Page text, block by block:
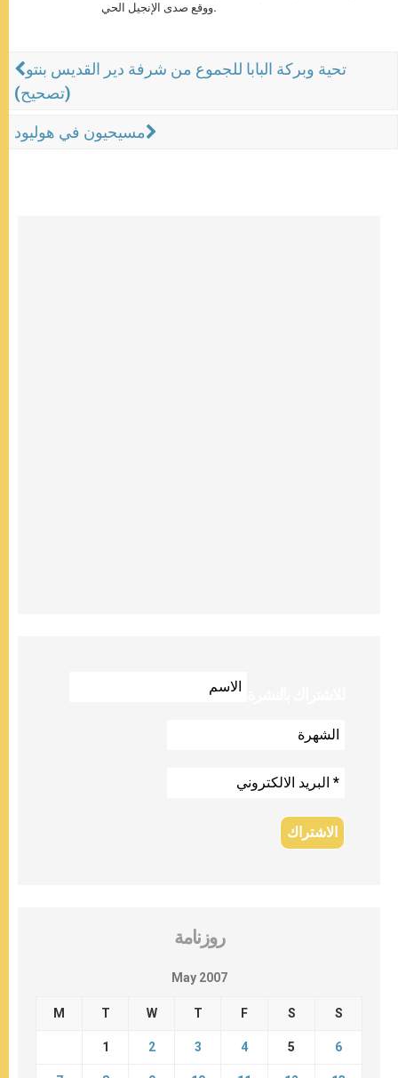
ووقع صدى الإنجيل الحي.
تحية وبركة البابا للجموع من شرفة دير القديس بنتو
(تصحيح)
مسيحيون في هوليود
روزنامة
May 2007
M T W T F S S
1 2 3 4 5 6